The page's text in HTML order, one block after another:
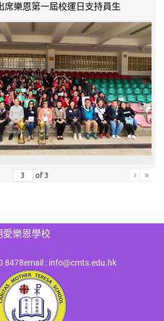
席樂恩第一屆校運日支持員生
of3 › »
愛樂恩學校
8478email : info@cmts.edu.hk